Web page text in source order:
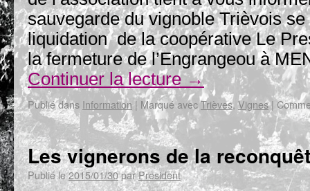
sauvegarde du vignoble Trièvois
liquidation de la coopérative Le
la fermeture de l’Engrangeou à
Continuer la lecture→
Publié dans Information | Marqué avecTrièves,Vignes|
Les vignerons de la
Publié le2015/01/30parPresident